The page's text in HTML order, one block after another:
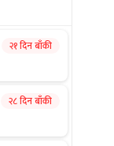
२१ दिन बाँकी
२८ दिन बाँकी